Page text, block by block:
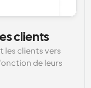
clients
les clients vers
de leurs